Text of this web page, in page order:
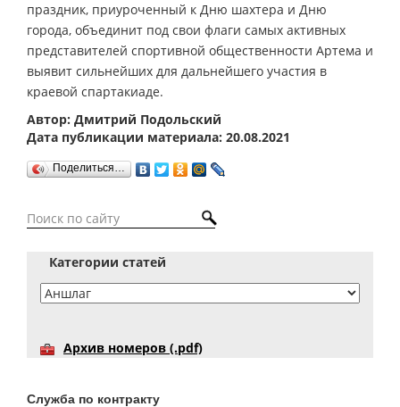
праздник, приуроченный к Дню шахтера и Дню
города, объединит под свои флаги самых активных
представителей спортивной общественности Артема и
выявит сильнейших для дальнейшего участия в
краевой спартакиаде.
Автор: Дмитрий Подольский
Дата публикации материала: 20.08.2021
Поделиться…
Категории статей
Архив номеров (.pdf)
Служба по контракту